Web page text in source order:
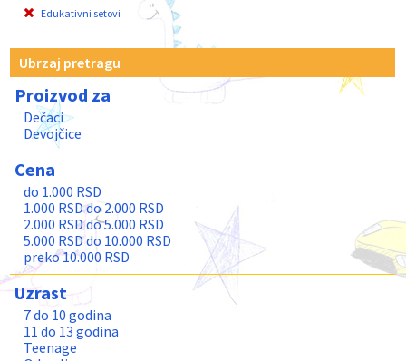
Edukativni setovi
Ubrzaj pretragu
Proizvod za
Dečaci
Devojčice
Cena
do 1.000 RSD
1.000 RSD do 2.000 RSD
2.000 RSD do 5.000 RSD
5.000 RSD do 10.000 RSD
preko 10.000 RSD
Uzrast
7 do 10 godina
11 do 13 godina
Teenage